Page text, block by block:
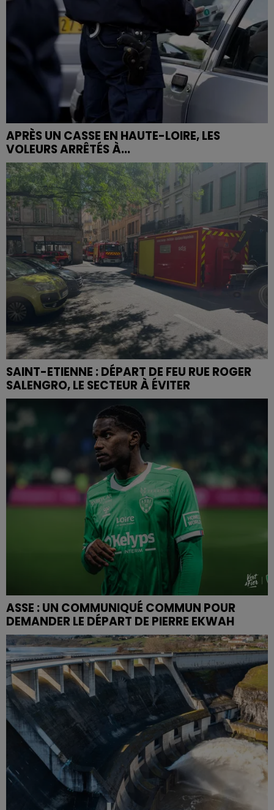
APRÈS UN CASSE EN HAUTE-LOIRE, LES
VOLEURS ARRÊTÉS À...
SAINT-ETIENNE : DÉPART DE FEU RUE ROGER
SALENGRO, LE SECTEUR À ÉVITER
ASSE : UN COMMUNIQUÉ COMMUN POUR
DEMANDER LE DÉPART DE PIERRE EKWAH